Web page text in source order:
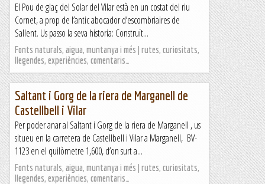
El Pou de glaç del Solar del Vilar està en un costat del riu
Cornet, a prop de l’antic abocador d’escombriaires de
Sallent. Us passo la seva historia: Construït...
Fonts naturals, aigua, muntanya i més | rutes, curiositats,
llegendes, experiències, comentaris…
Saltant i Gorg de la riera de Marganell de
Castellbell i Vilar
Per poder anar al Saltant i Gorg de la riera de Marganell , us
situeu en la carretera de Castellbell i Vilar a Marganell, BV-
1123 en el quilòmetre 1,600, d’on surt a...
Fonts naturals, aigua, muntanya i més | rutes, curiositats,
llegendes, experiències, comentaris…